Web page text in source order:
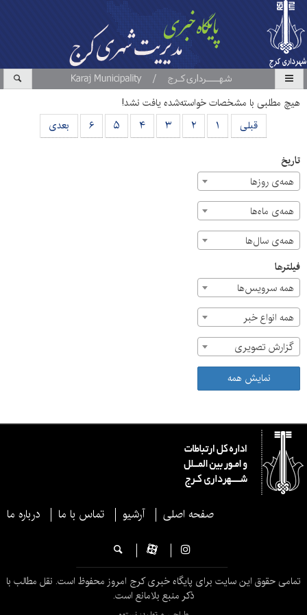
هیچ مطلبی با مشخصات خواسته‌شده یافت نشد!
قبلی
۱ ۲ ۳ ۴ ۵ ۶ بعدی
تاریخ
همه‌ی روزها
همه‌ی ماه‌ها
همه‌ی سال‌ها
فیلترها
همه سرویس‌ها
همه انواع خبر
گزارش تصویری
نمایش همه
صفحه اصلی آرشیو تماس با ما درباره ما
تمامی حقوق این سایت برای پایگاه خبری کرج امروز محفوظ است. نقل مطالب با
ذکر منبع بلامانع است.